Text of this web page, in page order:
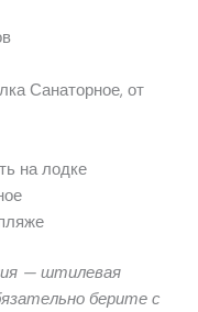
Санаторное, от
на лодке
— штилевая
берите с